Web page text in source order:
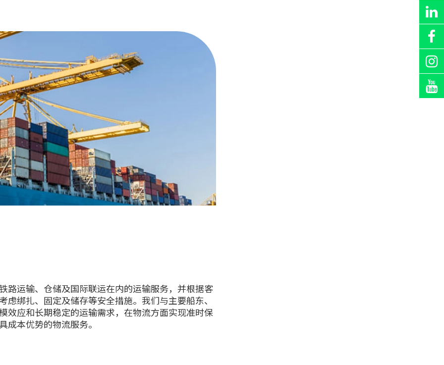
路运输、仓储及国际联运在内的运输服务，并根据客
绑扎、固定及储存等安全措施。我们与主要船东、
效应和长期稳定的运输需求，在物流方面实现准时保
本优势的物流服务。